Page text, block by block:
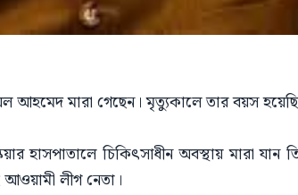
আহমেদ মারা গেছেন। মৃত্যুকালে তার বয়স
চিকিৎসাধীন অবস্থায় মারা যান
আওয়ামী লীগ নেতা।